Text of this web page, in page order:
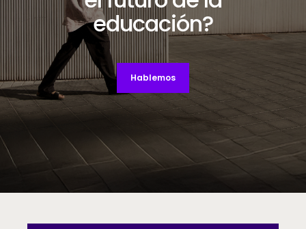
educación?
Hablemos